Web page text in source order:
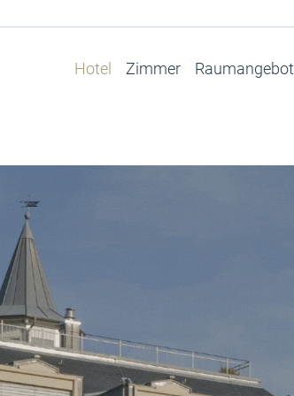
Hotel Zimmer Raumangebot